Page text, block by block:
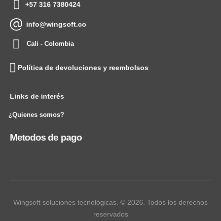
+57 316 7380424
info@wingsoft.co
Cali - Colombia
Política de devoluciones y reembolsos
Links de interés
¿Quienes somos?
Metodos de pago
Wingsoft soluciones tecnológicas. © 2026. Todos los derechos
reservados